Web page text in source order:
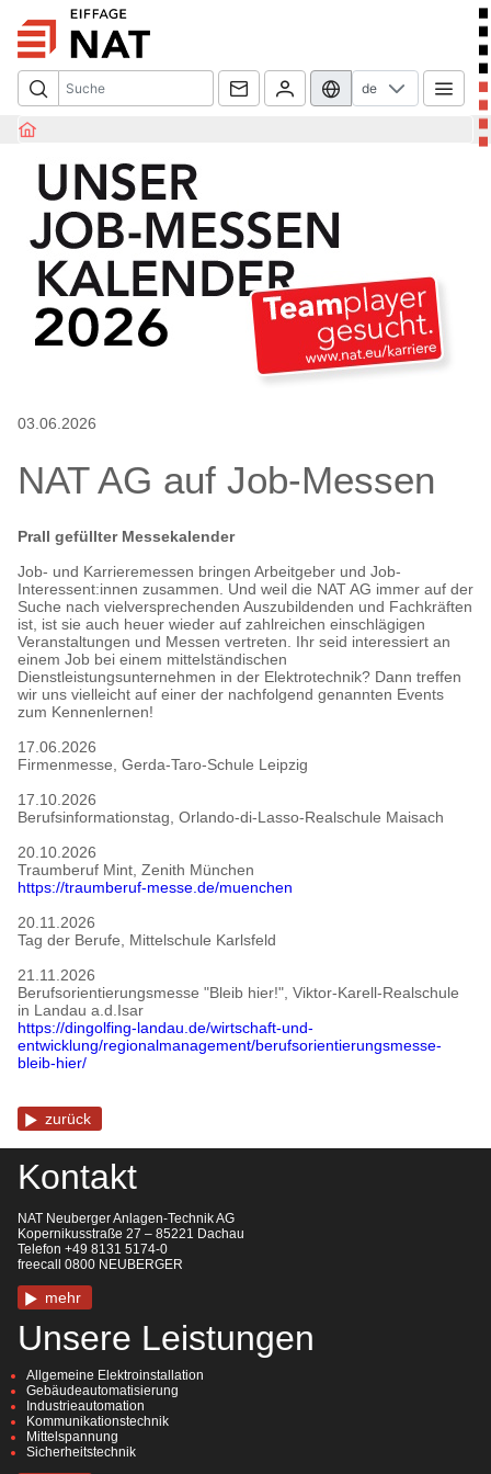
de
03.06.2026
NAT AG auf Job-Messen
Prall gefüllter Messekalender
Job- und Karrieremessen bringen Arbeitgeber und Job-
Interessent:innen zusammen. Und weil die NAT AG immer auf der
Suche nach vielversprechenden Auszubildenden und Fachkräften
ist, ist sie auch heuer wieder auf zahlreichen einschlägigen
Veranstaltungen und Messen vertreten. Ihr seid interessiert an
einem Job bei einem mittelständischen
Dienstleistungsunternehmen in der Elektrotechnik? Dann treffen
wir uns vielleicht auf einer der nachfolgend genannten Events
zum Kennenlernen!
17.06.2026
Firmenmesse, Gerda-Taro-Schule Leipzig
17.10.2026
Berufsinformationstag, Orlando-di-Lasso-Realschule Maisach
20.10.2026
Traumberuf Mint, Zenith München
https://traumberuf-messe.de/muenchen
20.11.2026
Tag der Berufe, Mittelschule Karlsfeld
21.11.2026
Berufsorientierungsmesse "Bleib hier!", Viktor-Karell-Realschule
in Landau a.d.Isar
https://dingolfing-landau.de/wirtschaft-und-
entwicklung/regionalmanagement/berufsorientierungsmesse-
bleib-hier/
zurück
Kontakt
NAT Neuberger Anlagen-Technik AG
Kopernikusstraße 27 – 85221 Dachau
Telefon +49 8131 5174-0
freecall 0800 NEUBERGER
mehr
Unsere Leistungen
Allgemeine Elektroinstallation
Gebäudeautomatisierung
Industrieautomation
Kommunikationstechnik
Mittelspannung
Sicherheitstechnik